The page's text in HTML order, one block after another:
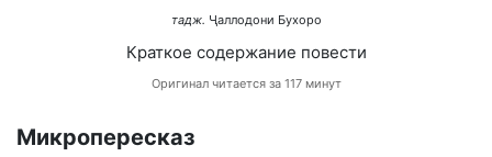
тадж. Ҷаллодони Бухоро
Краткое содержание повести
Оригинал читается за 117 минут
Микропересказ